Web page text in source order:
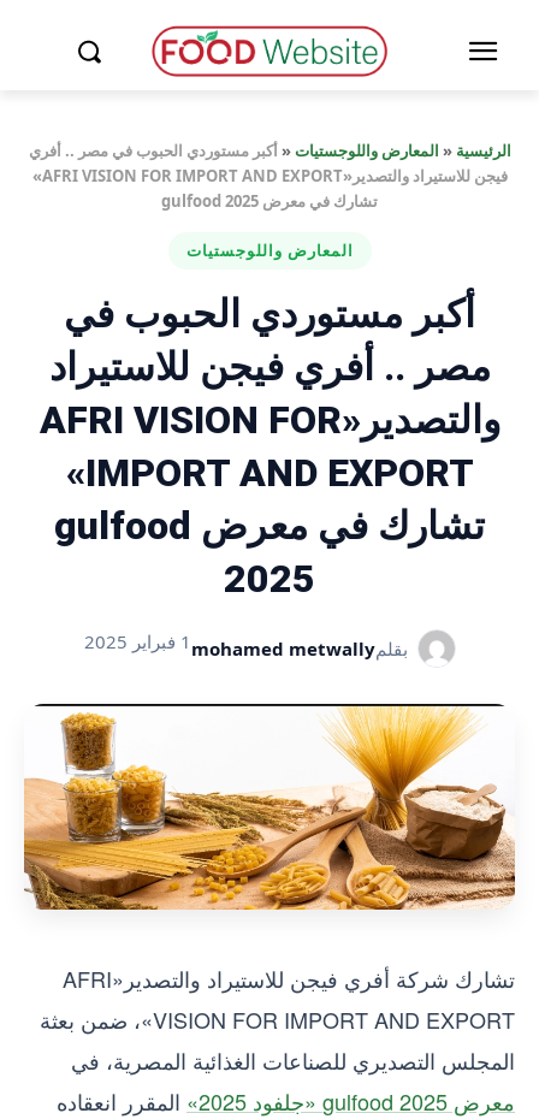
الرئيسية « المعارض واللوجستيات«أكبر مستوردي الحبوب في مصر .. أفري
فيجن للاستيراد والتصدير«AFRI VISION FOR IMPORT AND EXPORT»
تشارك في معرض gulfood 2025
المعارض واللوجستيات
أكبر مستوردي الحبوب في
مصر .. أفري فيجن للاستيراد
والتصدير«AFRI VISION FOR
IMPORT AND EXPORT»
تشارك في معرض gulfood
2025
بقلمmohamed metwally 1 فبراير 2025
تشارك شركة أفري فيجن للاستيراد والتصدير«AFRI
VISION FOR IMPORT AND EXPORT»، ضمن بعثة
المجلس التصديري للصناعات الغذائية المصرية، في
معرض gulfood 2025 «جلفود 2025»
المقرر انعقاده